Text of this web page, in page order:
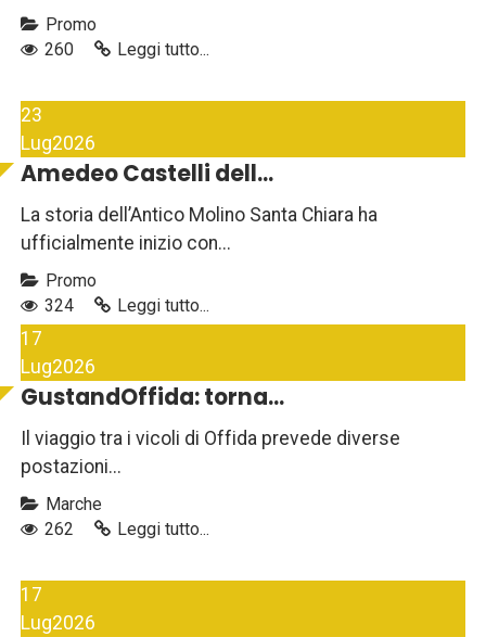
Promo
260
Leggi tutto...
23
Lug2026
Amedeo Castelli dell...
La storia dell’Antico Molino Santa Chiara ha
ufficialmente inizio con...
Promo
324
Leggi tutto...
17
Lug2026
GustandOffida: torna...
Il viaggio tra i vicoli di Offida prevede diverse
postazioni...
Marche
262
Leggi tutto...
17
Lug2026